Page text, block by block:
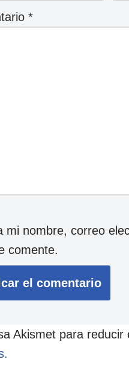
*
mi nombre, correo
comente.
Akismet para